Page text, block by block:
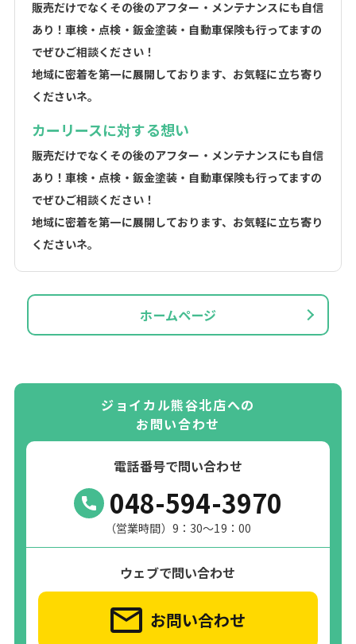
ホームページ
販売だけでなくその後のアフター・メンテナンスにも自信
あり！車検・点検・鈑金塗装・自動車保険も行ってますの
でぜひご相談ください！
地域に密着を第一に展開しております、お気軽に立ち寄り
くださいネ。
カーリースに対する想い
販売だけでなくその後のアフター・メンテナンスにも自信
あり！車検・点検・鈑金塗装・自動車保険も行ってますの
でぜひご相談ください！
地域に密着を第一に展開しております、お気軽に立ち寄り
くださいネ。
ジョイカル熊谷北店への
お問い合わせ
電話番号で問い合わせ
048-594-3970
（営業時間）9：30～19：00
ウェブで問い合わせ
お問い合わせ